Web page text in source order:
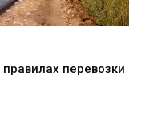
перевозки